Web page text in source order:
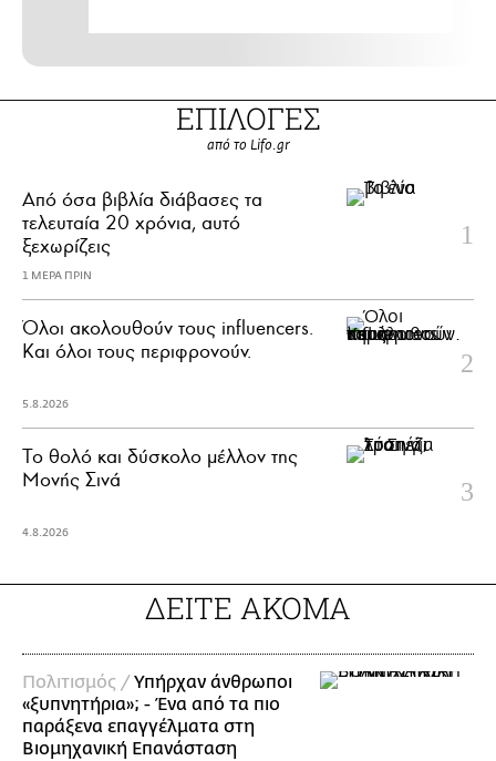
ΕΠΙΛΟΓΕΣ
από το Lifo.gr
Από όσα βιβλία διάβασες τα
τελευταία 20 χρόνια, αυτό
ξεχωρίζεις
1 ΜΕΡΑ ΠΡΙΝ
Όλοι ακολουθούν τους influencers.
Και όλοι τους περιφρονούν.
5.8.2026
Το θολό και δύσκολο μέλλον της
Μονής Σινά
4.8.2026
ΔΕΙΤΕ ΑΚΟΜΑ
Πολιτισμός / Υπήρχαν άνθρωποι
«ξυπνητήρια»; - Ένα από τα πιο
παράξενα επαγγέλματα στη
Βιομηχανική Επανάσταση